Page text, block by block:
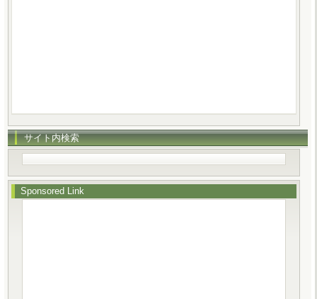
サイト内検索
Sponsored Link